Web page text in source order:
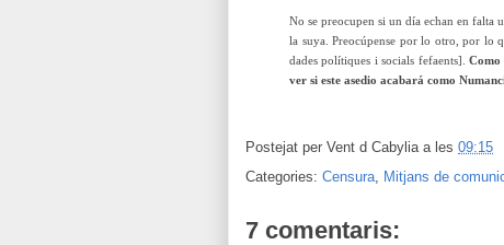
No se preocupen si un día echan en falta
la suya. Preocúpense por lo otro, por lo
dades polítiques i socials fefaents]. Como
ver si este asedio acabará como
Postejat per Vent d Cabylia a les 09:15
Categories: Censura, Mitjans de
7 comentaris: